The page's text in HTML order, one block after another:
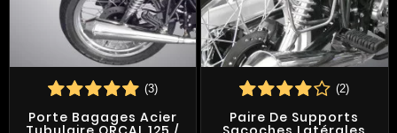
(3)
Porte Bagages Acier
(2)
Paire De Supports